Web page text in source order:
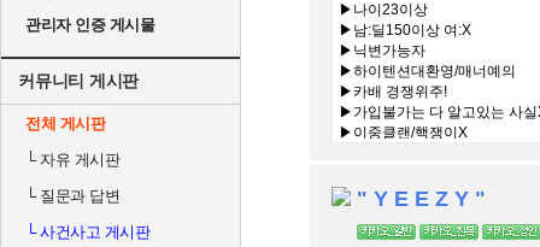
관리자 인증 게시물
커뮤니티 게시판
전체 게시판
└자유 게시판
└질문과 답변
└사건사고 게시판
▶나이23이상
▶남:딜150이상 여:X
▶닉변가능자
▶하이텐션대환영/매너예의
▶카배 경쟁위주!
▶가입불가는 다 알고있는 사실
▶이중클랜/핵쟁이X
" Y E E Z Y "